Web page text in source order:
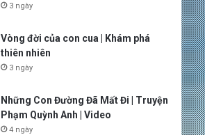
3 ngày
Vòng đời của con cua | Khám phá
thiên nhiên
3 ngày
Những Con Đường Đã Mất Đi | Truyện
Phạm Quỳnh Anh | Video
4 ngày